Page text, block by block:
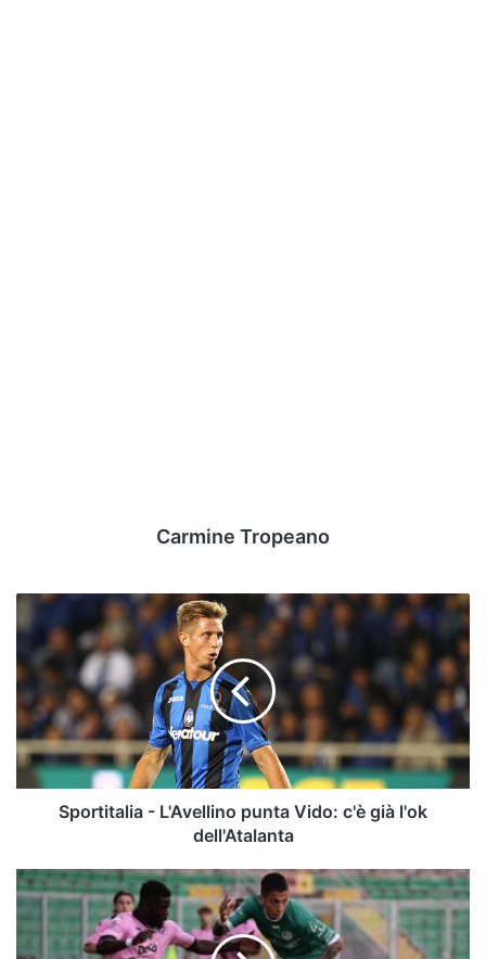
Carmine Tropeano
Sportitalia
-
L'Avellino
punta
Vido:
c'è
già
l'ok
dell'Atalanta
Sportitalia - L'Avellino punta Vido: c'è già l'ok
dell'Atalanta
Scambio
Aloi-
Illanes,